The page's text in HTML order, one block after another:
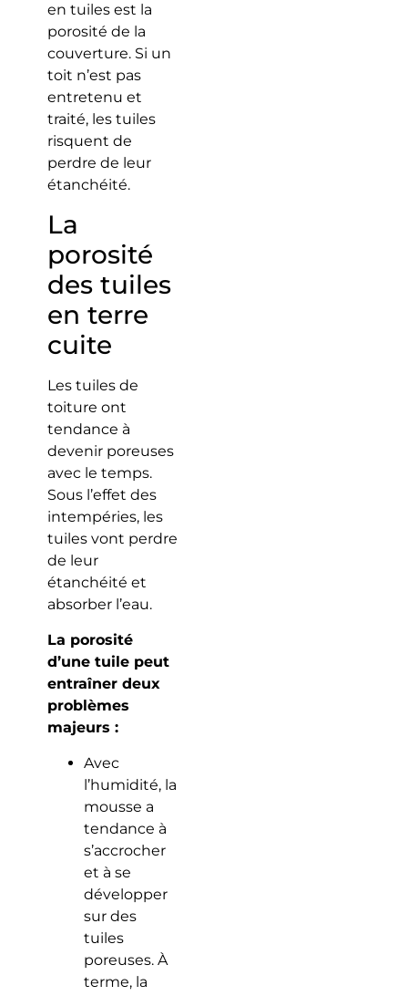
en tuiles est la
porosité de la
couverture. Si un
toit n’est pas
entretenu et
traité, les tuiles
risquent de
perdre de leur
étanchéité.
La
porosité
des tuiles
en terre
cuite
Les tuiles de
toiture ont
tendance à
devenir poreuses
avec le temps.
Sous l’effet des
intempéries, les
tuiles vont perdre
de leur
étanchéité et
absorber l’eau.
La porosité
d’une tuile peut
entraîner deux
problèmes
majeurs :
Avec
l’humidité, la
mousse a
tendance à
s’accrocher
et à se
développer
sur des
tuiles
poreuses. À
terme, la